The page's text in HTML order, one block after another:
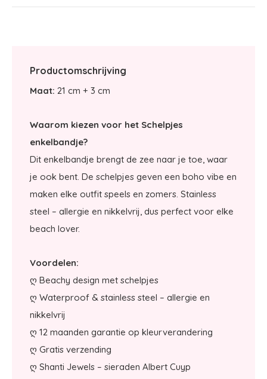
Productomschrijving
Maat: 21 cm + 3 cm
Waarom kiezen voor het Schelpjes
enkelbandje?
Dit enkelbandje brengt de zee naar je toe, waar
je ook bent. De schelpjes geven een boho vibe en
maken elke outfit speels en zomers. Stainless
steel – allergie en nikkelvrij, dus perfect voor elke
beach lover.
Voordelen:
ღ Beachy design met schelpjes
ღ Waterproof & stainless steel – allergie en
nikkelvrij
ღ 12 maanden garantie op kleurverandering
ღ Gratis verzending
ღ Shanti Jewels – sieraden Albert Cuyp